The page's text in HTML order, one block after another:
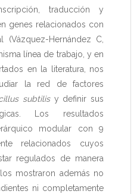
traducción y
genes relacionados con
Hernández C,
línea de trabajo, y en
en la literatura, nos
la red de factores
subtilisy definir sus
Los resultados
modular con 9
relacionados cuyos
regulados de manera
mostraron además no
ni completamente